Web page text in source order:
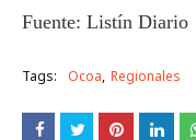
Fuente: Listín Diario
Tags: Ocoa Regionales